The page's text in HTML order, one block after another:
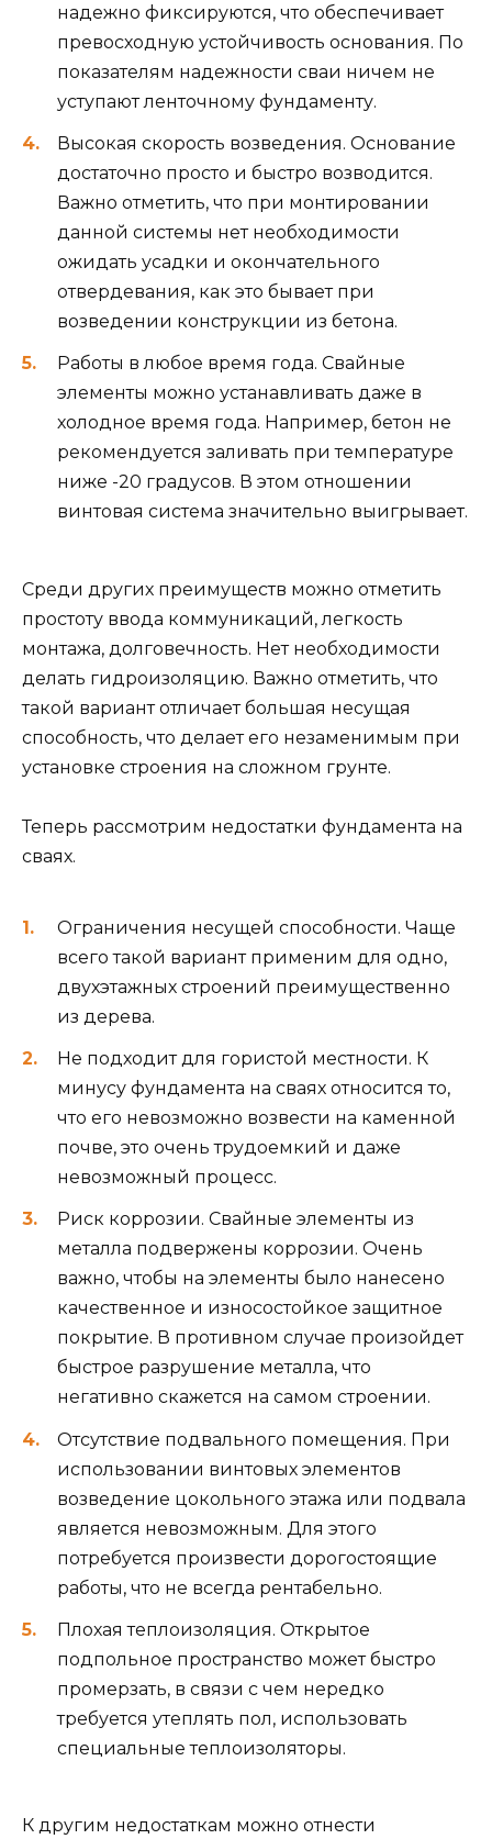
надежно фиксируются, что обеспечивает
превосходную устойчивость основания. По
показателям надежности сваи ничем не
уступают ленточному фундаменту.
Высокая скорость возведения. Основание
достаточно просто и быстро возводится.
Важно отметить, что при монтировании
данной системы нет необходимости
ожидать усадки и окончательного
отвердевания, как это бывает при
возведении конструкции из бетона.
Работы в любое время года. Свайные
элементы можно устанавливать даже в
холодное время года. Например, бетон не
рекомендуется заливать при температуре
ниже -20 градусов. В этом отношении
винтовая система значительно выигрывает.
Среди других преимуществ можно отметить
простоту ввода коммуникаций, легкость
монтажа, долговечность. Нет необходимости
делать гидроизоляцию. Важно отметить, что
такой вариант отличает большая несущая
способность, что делает его незаменимым при
установке строения на сложном грунте.
Теперь рассмотрим недостатки фундамента на
сваях.
Ограничения несущей способности. Чаще
всего такой вариант применим для одно,
двухэтажных строений преимущественно
из дерева.
Не подходит для гористой местности. К
минусу фундамента на сваях относится то,
что его невозможно возвести на каменной
почве, это очень трудоемкий и даже
невозможный процесс.
Риск коррозии. Свайные элементы из
металла подвержены коррозии. Очень
важно, чтобы на элементы было нанесено
качественное и износостойкое защитное
покрытие. В противном случае произойдет
быстрое разрушение металла, что
негативно скажется на самом строении.
Отсутствие подвального помещения. При
использовании винтовых элементов
возведение цокольного этажа или подвала
является невозможным. Для этого
потребуется произвести дорогостоящие
работы, что не всегда рентабельно.
Плохая теплоизоляция. Открытое
подпольное пространство может быстро
промерзать, в связи с чем нередко
требуется утеплять пол, использовать
специальные теплоизоляторы.
К другим недостаткам можно отнести